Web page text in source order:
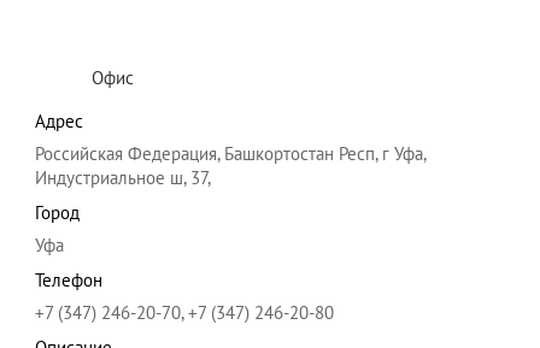
Офис
Адрес
Российская Федерация, Башкортостан Респ, г Уфа,
Индустриальное ш, 37,
Город
Уфа
Телефон
+7 (347) 246-20-70, +7 (347) 246-20-80